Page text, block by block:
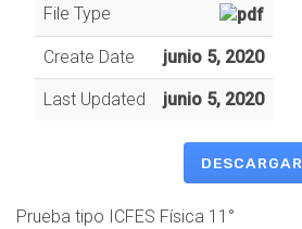
File Type
Create Date junio 5, 2020
Last Updated junio 5, 2020
DESCARGAR
Prueba tipo ICFES Física 11°